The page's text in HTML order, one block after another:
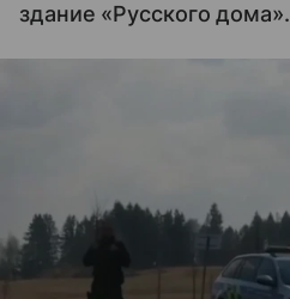
здание «Русского дома».